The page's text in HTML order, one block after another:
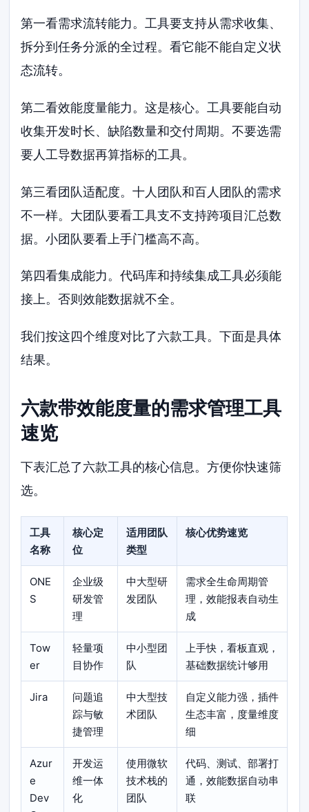
第一看需求流转能力。工具要支持从需求收集、
拆分到任务分派的全过程。看它能不能自定义状
态流转。
第二看效能度量能力。这是核心。工具要能自动
收集开发时长、缺陷数量和交付周期。不要选需
要人工导数据再算指标的工具。
第三看团队适配度。十人团队和百人团队的需求
不一样。大团队要看工具支不支持跨项目汇总数
据。小团队要看上手门槛高不高。
第四看集成能力。代码库和持续集成工具必须能
接上。否则效能数据就不全。
我们按这四个维度对比了六款工具。下面是具体
结果。
六款带效能度量的需求管理工具
速览
下表汇总了六款工具的核心信息。方便你快速筛
选。
工具
名称
核心定
位
适用团队
类型
核心优势速览
ONE
S
企业级
研发管
理
中大型研
发团队
需求全生命周期管
理，效能报表自动生
成
Tow
er
轻量项
目协作
中小型团
队
上手快，看板直观，
基础数据统计够用
Jira
问题追
踪与敏
捷管理
中大型技
术团队
自定义能力强，插件
生态丰富，度量维度
细
Azur
e
Dev
开发运
维一体
化
使用微软
技术栈的
团队
代码、测试、部署打
通，效能数据自动串
联